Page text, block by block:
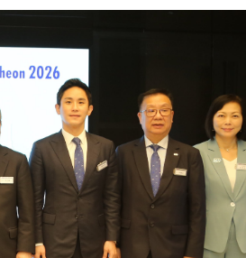
作案
應「十五五」規劃下香港新定位